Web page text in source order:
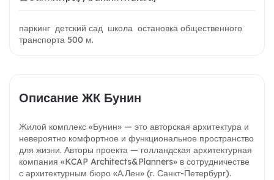
паркинг детский сад школа остановка общественного
транспорта 500 м.
Описание ЖК Бунин
Жилой комплекс «Бунин» — это авторская архитектура и
невероятно комфортное и функциональное пространство
для жизни. Авторы проекта — голландская архитектурная
компания «KCAP Architects&Planners» в сотрудничестве
с архитектурным бюро «А.Лен» (г. Санкт-Петербург).